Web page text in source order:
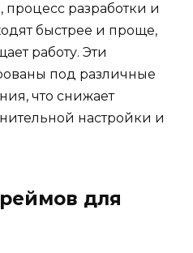
процесс разработки и
быстрее и проще,
работу. Эти
под различные
что снижает
настройки и
для